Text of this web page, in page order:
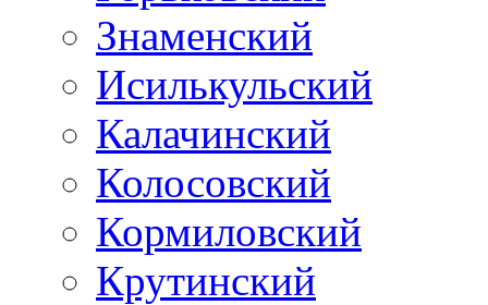
Знаменский
Исилькульский
Калачинский
Колосовский
Кормиловский
Крутинский